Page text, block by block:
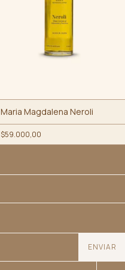
Maria Magdalena Neroli
$59.000,00